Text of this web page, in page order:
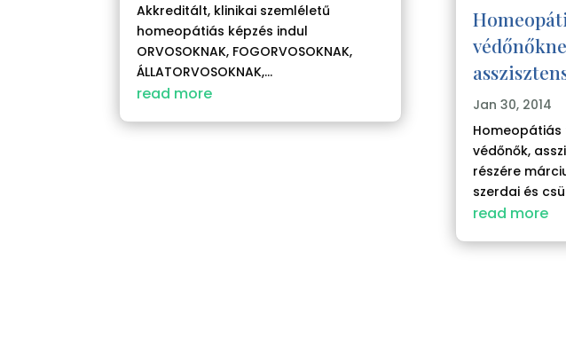
Akkreditált, klinikai szemléletű
homeopátiás képzés indul
ORVOSOKNAK, FOGORVOSOKNAK,
ÁLLATORVOSOKNAK,...
read more
Jan 30, 2014
védőnők,
részére
szerdai és
read more